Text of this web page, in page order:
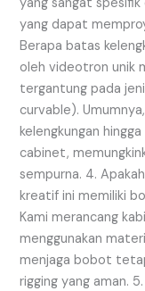
yang dapat
Berapa batas
oleh videotron unik
tergantung pada
curvable).
kelengkungan
cabinet,
sempurna. 4.
kreatif ini memiliki
Kami merancang
menggunakan
menjaga bobot
rigging yang aman.